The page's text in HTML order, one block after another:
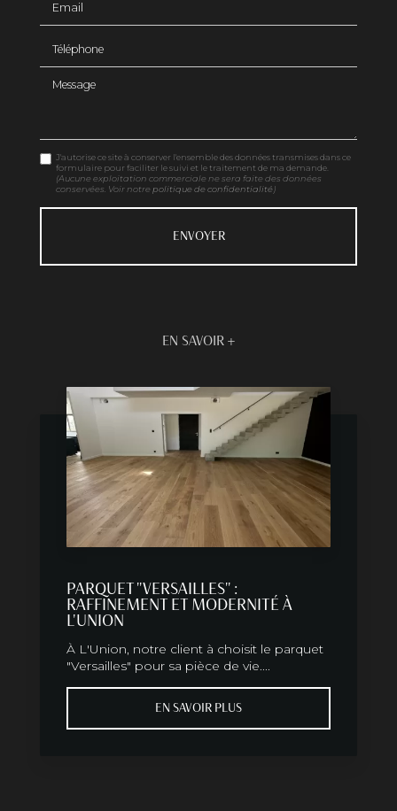
Message
J'autorise ce site à conserver l'ensemble des données transmises dans ce
formulaire pour faciliter le suivi et le traitement de ma demande.
(Aucune exploitation commerciale ne sera faite des données
conservées. Voir notre politique de confidentialité)
EN SAVOIR +
PARQUET "VERSAILLES" :
RAFFINEMENT ET MODERNITÉ À
L'UNION
À L'Union, notre client à choisit le parquet
"Versailles" pour sa pièce de vie....
EN SAVOIR PLUS